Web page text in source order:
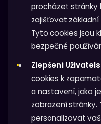
procházet
zajišťovat
Tyto cookies jsou
bezpečné
Zlepšení
cookies k
a nastavení, jako
zobrazení stránky.
personalizovat